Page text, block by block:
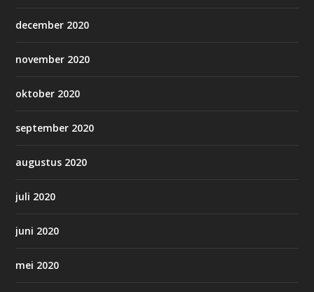
december 2020
november 2020
oktober 2020
september 2020
augustus 2020
juli 2020
juni 2020
mei 2020